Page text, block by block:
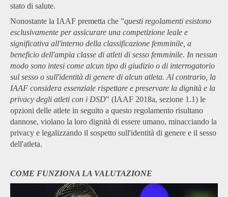
stato di salute.
Nonostante la IAAF premetta che "questi regolamenti esistono
esclusivamente per assicurare una competizione leale e
significativa all'interno della classificazione femminile, a
beneficio dell'ampia classe di atleti di sesso femminile. In nessun
modo sono intesi come alcun tipo di giudizio o di interrogatorio
sul sesso o sull'identità di genere di alcun atleta. Al contrario, la
IAAF considera essenziale rispettare e preservare la dignità e la
privacy degli atleti con i DSD" (IAAF 2018a, sezione 1.1) le
opzioni delle atlete in seguito a questo regolamento risultano
dannose, violano la loro dignità di essere umano, minacciando la
privacy e legalizzando il sospetto sull'identità di genere e il sesso
dell'atleta.
COME FUNZIONA LA VALUTAZIONE